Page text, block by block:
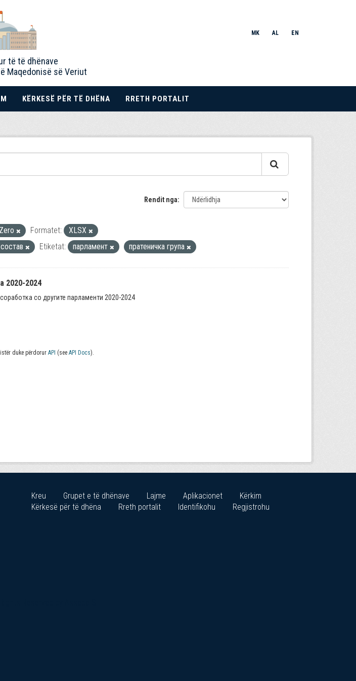
të të dhënave
Maqedonisë së Veriut
MK AL EN
KËRKESË PËR TË DHËNA RRETH PORTALIT
Rendit nga
Formatet:
XLSX
Etiketat: парламент пратеничка група
2020-2024
со другите парламенти 2020-2024
duke përdorur API (see API Docs).
Kreu Grupet e të dhënave Lajme Aplikacionet
Kërkim
Kërkesë për të dhëna
Rreth portalit Identifikohu Regjistrohu